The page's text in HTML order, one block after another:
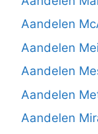
Aandelen
Aandelen
Aandelen
Aandelen
Aandelen